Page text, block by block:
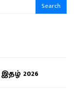
Search
2026